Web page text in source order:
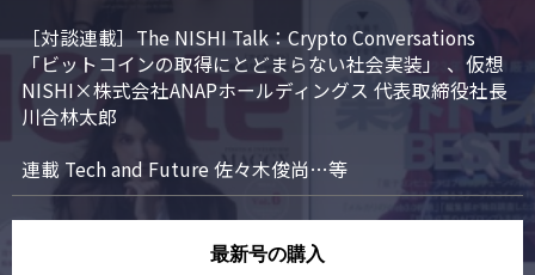
［対談連載］The NISHI Talk：Crypto Conversations
「ビットコインの取得にとどまらない社会実装」 、仮想
NISHI×株式会社ANAPホールディングス 代表取締役社長
川合林太郎
連載 Tech and Future 佐々木俊尚…等
最新号の購入